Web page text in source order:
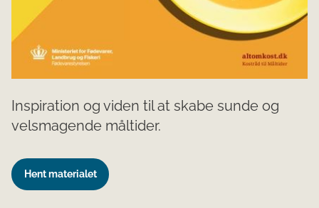
Inspiration og viden til at skabe sunde og
velsmagende måltider.
Hent materialet